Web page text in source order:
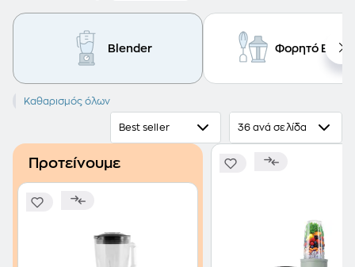
Blender Φορητό
Blender
Καθαρισμός όλων
Best seller 36 ανά σελίδα
Προτείνουμε